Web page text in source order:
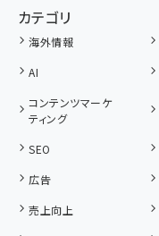
カテゴリ
海外情報
AI
コンテンツマーケ
ティング
SEO
広告
売上向上